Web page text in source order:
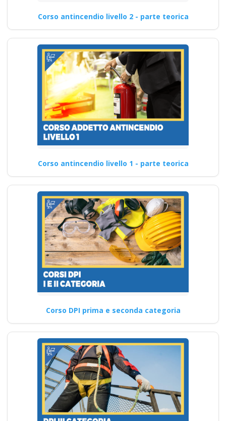
Corso antincendio livello 2 - parte teorica
Corso antincendio livello 1 - parte teorica
Corso DPI prima e seconda categoria